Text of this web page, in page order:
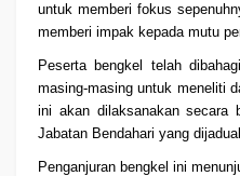
untuk memberi fokus
memberi impak kepada mutu
Peserta bengkel telah
masing-masing untuk meneliti
ini akan dilaksanakan secara
Jabatan Bendahari yang
Penganjuran bengkel ini